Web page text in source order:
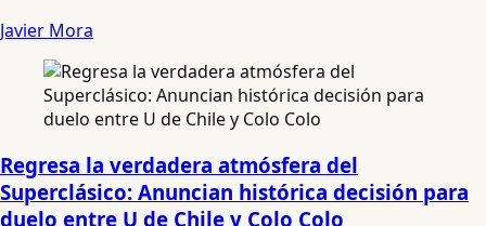
Javier Mora
Regresa la verdadera atmósfera del
Superclásico: Anuncian histórica decisión para
duelo entre U de Chile y Colo Colo